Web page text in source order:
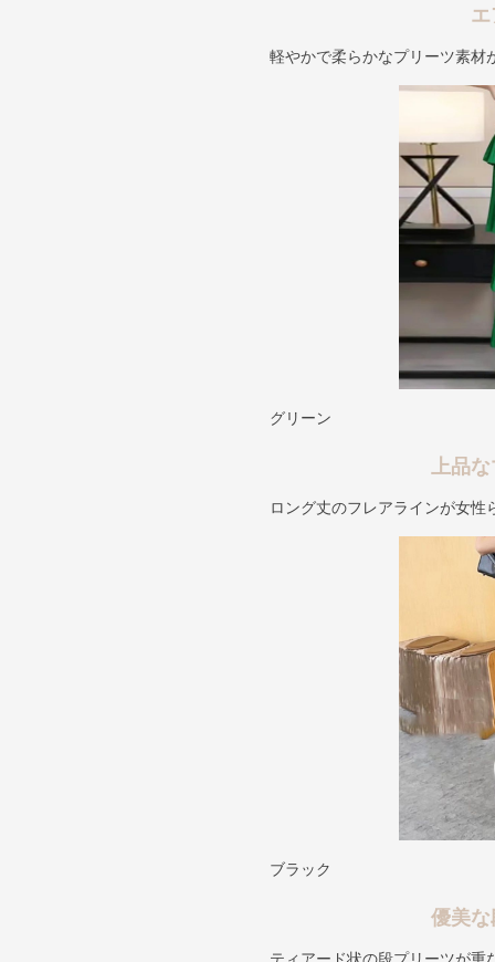
軽やかで柔らかなプリーツ素材
グリーン
上品
ロング丈のフレアラインが女
ブラック
優美